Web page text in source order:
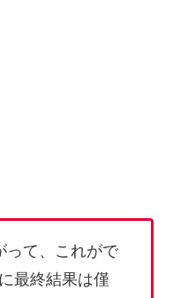
って、これがで
最終結果は僅